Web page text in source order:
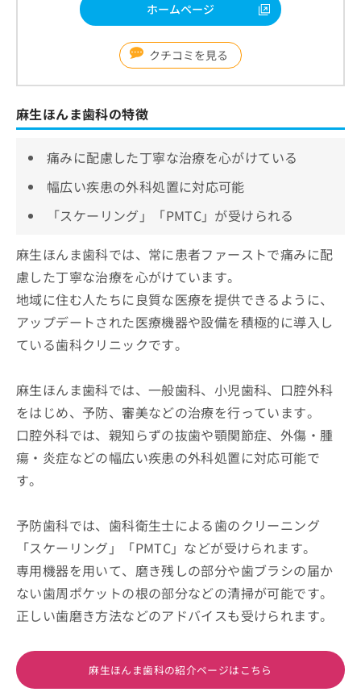
ホームページ
クチコミを見る
麻生ほんま歯科の特徴
痛みに配慮した丁寧な治療を心がけている
幅広い疾患の外科処置に対応可能
「スケーリング」「PMTC」が受けられる
麻生ほんま歯科では、常に患者ファーストで痛みに配
慮した丁寧な治療を心がけています。
地域に住む人たちに良質な医療を提供できるように、
アップデートされた医療機器や設備を積極的に導入し
ている歯科クリニックです。
麻生ほんま歯科では、一般歯科、小児歯科、口腔外科
をはじめ、予防、審美などの治療を行っています。
口腔外科では、親知らずの抜歯や顎関節症、外傷・腫
瘍・炎症などの幅広い疾患の外科処置に対応可能で
す。
予防歯科では、歯科衛生士による歯のクリーニング
「スケーリング」「PMTC」などが受けられます。
専用機器を用いて、磨き残しの部分や歯ブラシの届か
ない歯周ポケットの根の部分などの清掃が可能です。
正しい歯磨き方法などのアドバイスも受けられます。
麻生ほんま歯科の紹介ページはこちら